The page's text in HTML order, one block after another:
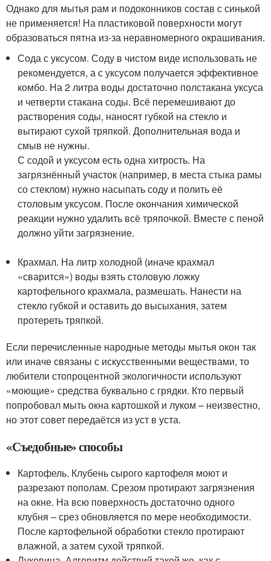
Однако для мытья рам и подоконников состав с синькой
не применяется! На пластиковой поверхности могут
образоваться пятна из-за неравномерного окрашивания.
Сода с уксусом. Соду в чистом виде использовать не
рекомендуется, а с уксусом получается эффективное
комбо. На 2 литра воды достаточно полстакана уксуса
и четверти стакана соды. Всё перемешивают до
растворения соды, наносят губкой на стекло и
вытирают сухой тряпкой. Дополнительная вода и
смыв не нужны.
С содой и уксусом есть одна хитрость. На
загрязнённый участок (например, в места стыка рамы
со стеклом) нужно насыпать соду и полить её
столовым уксусом. После окончания химической
реакции нужно удалить всё тряпочкой. Вместе с пеной
должно уйти загрязнение.
Крахмал. На литр холодной (иначе крахмал
«сварится») воды взять столовую ложку
картофельного крахмала, размешать. Нанести на
стекло губкой и оставить до высыхания, затем
протереть тряпкой.
Если перечисленные народные методы мытья окон так
или иначе связаны с искусственными веществами, то
любители стопроцентной экологичности используют
«моющие» средства буквально с грядки. Кто первый
попробовал мыть окна картошкой и луком – неизвестно,
но этот совет передаётся из уст в уста.
«Съедобные» способы
Картофель. Клубень сырого картофеля моют и
разрезают пополам. Срезом протирают загрязнения
на окне. На всю поверхность достаточно одного
клубня – срез обновляется по мере необходимости.
После картофельной обработки стекло протирают
влажной, а затем сухой тряпкой.